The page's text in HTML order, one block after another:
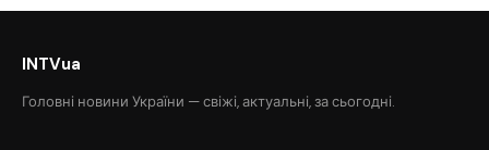
INTVua
Головні новини України — свіжі, актуальні, за сьогодні.